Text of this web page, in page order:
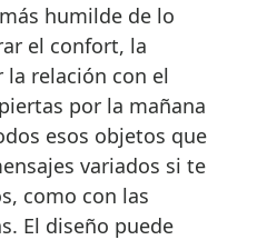
humilde de lo
el confort, la
relación con el
por la mañana
esos objetos que
variados si te
como con las
El diseño puede